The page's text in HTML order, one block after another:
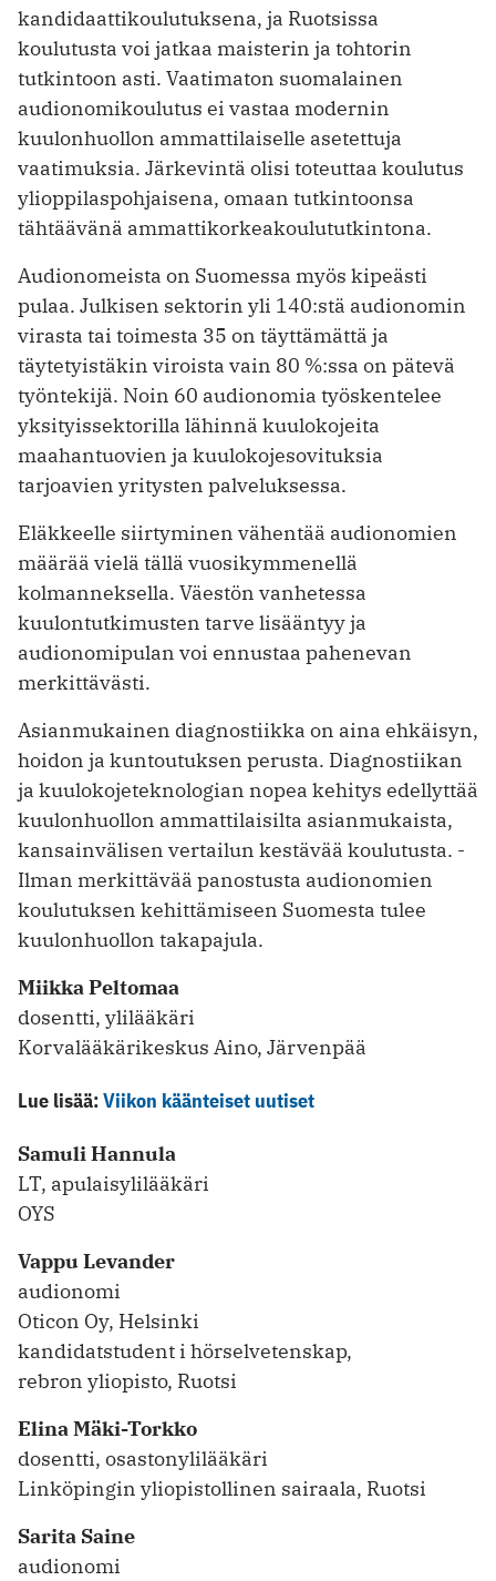
kandidaattikoulutuksena, ja Ruotsissa
koulutusta voi jatkaa maisterin ja tohtorin
tutkintoon asti. Vaatimaton suomalainen
audionomikoulutus ei vastaa modernin
kuulonhuollon ammattilaiselle asetettuja
vaatimuksia. Järkevintä olisi toteuttaa koulutus
ylioppilaspohjaisena, omaan tutkintoonsa
tähtäävänä ammattikorkeakoulututkintona.
Audionomeista on Suomessa myös kipeästi
pulaa. Julkisen sektorin yli 140:stä audionomin
virasta tai toimesta 35 on täyttämättä ja
täytetyistäkin viroista vain 80 %:ssa on pätevä
työn­tekijä. Noin 60 audionomia työskentelee
yksityissektorilla lähinnä kuulokojeita
maahantuovien ja kuulokojesovituksia
tarjoavien yritysten palveluksessa.
Eläkkeelle siirtyminen vähentää audionomien
määrää vielä tällä vuosikymmenellä
kolmanneksella. Väestön vanhetessa
kuulontutkimusten tarve lisääntyy ja
audionomi­pulan voi ennustaa pahenevan
merkittävästi.
Asian­mukainen diagnostiikka on aina ehkäisyn,
hoidon ja kuntoutuksen perusta. Diagnostiikan
ja kuulokojeteknologian nopea kehitys edellyttää
kuulonhuollon ammattilaisilta asianmukaista,
kansainvälisen vertailun kestävää koulutusta. ­
Ilman merkittävää panostusta audionomien
koulutuksen kehittämiseen Suomesta tulee
kuulonhuollon takapajula.
Miikka Peltomaa
dosentti, ylilääkäri
Korvalääkärikeskus Aino, Järvenpää
Lue lisää:Viikon käänteiset uutiset
Samuli Hannula
LT, apulaisylilääkäri
OYS
Vappu Levander
audionomi
Oticon Oy, Helsinki
kandidatstudent i hörselvetenskap,
rebron yliopisto, Ruotsi
Elina Mäki-Torkko
dosentti, osastonylilääkäri
Linköpingin yliopistollinen sairaala, Ruotsi
Sarita Saine
audionomi